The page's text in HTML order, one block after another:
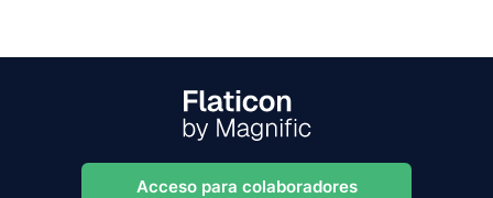
Acceso para colaboradores